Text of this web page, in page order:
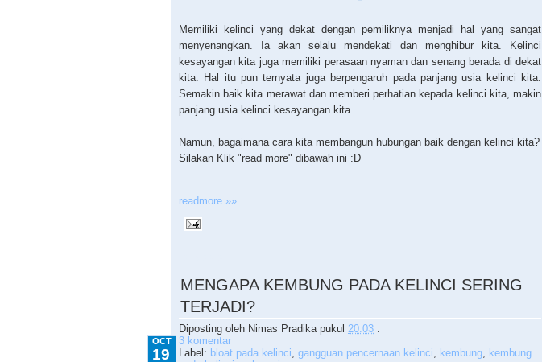
Memiliki kelinci yang dekat dengan pemiliknya menjadi hal yang sangat
menyenangkan. Ia akan selalu mendekati dan menghibur kita. Kelinci
kesayangan kita juga memiliki perasaan nyaman dan senang berada di dekat
kita. Hal itu pun ternyata juga berpengaruh pada panjang usia kelinci kita.
Semakin baik kita merawat dan memberi perhatian kepada kelinci kita, makin
panjang usia kelinci kesayangan kita.
Namun, bagaimana cara kita membangun hubungan baik dengan kelinci kita?
Silakan Klik "read more" dibawah ini :D
readmore »»
MENGAPA KEMBUNG PADA KELINCI SERING
TERJADI?
Diposting oleh Nimas Pradika pukul 20.03
OCT
19
3 komentar
Label: bloat pada kelinci gangguan pencernaan kelinci kembung
kembung